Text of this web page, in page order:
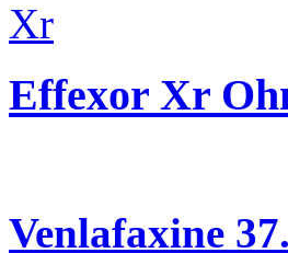
Effexor Xr
Venlafaxine